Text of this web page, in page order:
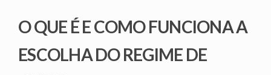
O QUE É E COMO FUNCIONA A
ESCOLHA DO REGIME DE